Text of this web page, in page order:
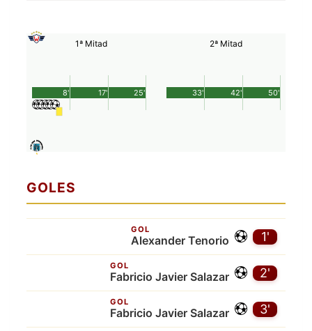
1ª Mitad
25'
8' 17'
2ª Mitad
50'
33' 42'
GOLES
1'
GOL
Alexander Tenorio
2'
GOL
Fabricio Javier Salazar
3'
GOL
Fabricio Javier Salazar